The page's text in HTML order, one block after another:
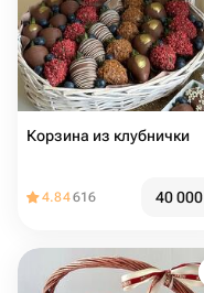
Корзина из клубнички
4.84616 40 000